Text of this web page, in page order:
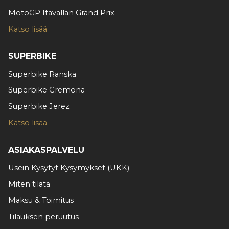
MotoGP Itävallan Grand Prix
Katso lisää
SUPERBIKE
Superbike Ranska
Superbike Cremona
Superbike Jerez
Katso lisää
ASIAKASPALVELU
Usein Kysytyt Kysymykset (UKK)
Miten tilata
Maksu & Toimitus
Tilauksen peruutus